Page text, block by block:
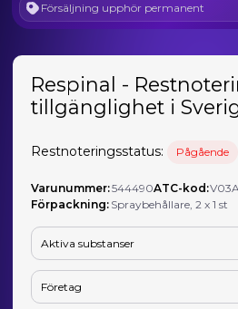
Försäljning upphör permanent
Respinal -
tillgänglighet i
Restnoteringsstatus: Pågående
Varunummer:544490ATC-kod:
Förpackning: Spraybehållare, 2 x 1 st
Aktiva substanser
Företag